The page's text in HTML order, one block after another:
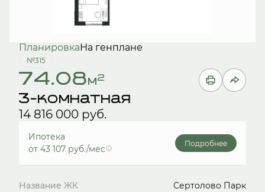
ПланировкаНа генплане
№315
74.08м2
3-комнатная
14 816 000 руб.
Ипотека
от 43 107 руб./мес
Подробнее
Название ЖК
Сертолово Парк